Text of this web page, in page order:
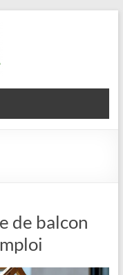
de balcon